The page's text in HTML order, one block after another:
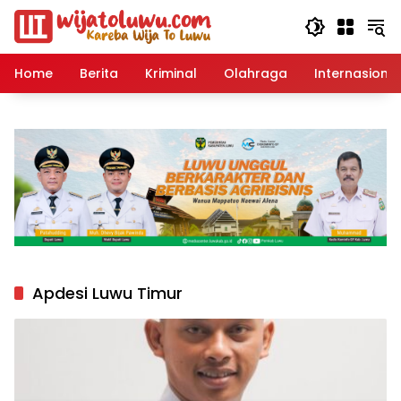
Langsung
konten
Home
Berita Kriminal Olahraga Internasional
Apdesi Luwu Timur